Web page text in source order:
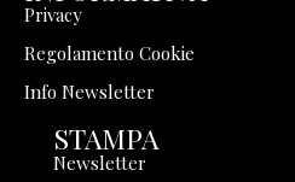
Privacy
Regolamento Cookie
Info Newsletter
STAMPA
Newsletter